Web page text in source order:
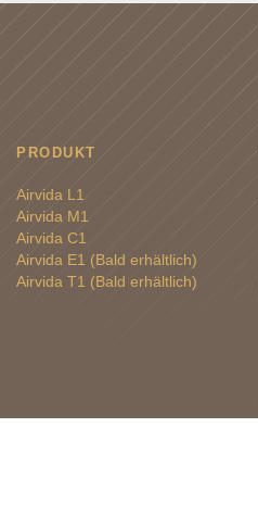
PRODUKT
Airvida L1
Airvida M1
Airvida C1
Airvida E1 (Bald erhältlich)
Airvida T1 (Bald erhältlich)